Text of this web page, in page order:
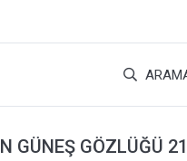
GÜNEŞ GÖZLÜĞÜ